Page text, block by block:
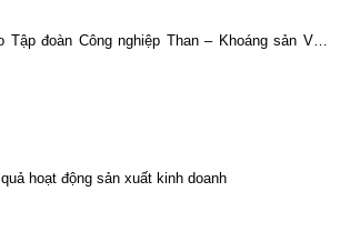
đoàn Công nghiệp Than – Khoáng sản Việt
nhân viên Tổng công ty Khoáng sản
hoạt động sản xuất kinh doanh